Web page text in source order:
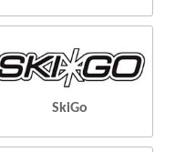
SkiGo